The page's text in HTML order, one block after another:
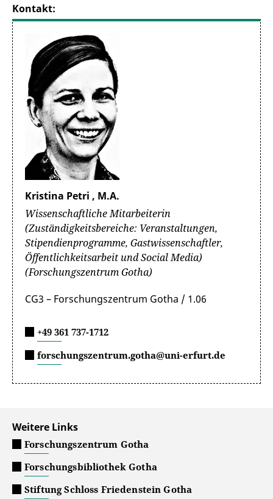
Kontakt:
Kristina Petri , M.A.
Wissenschaftliche Mitarbeiterin
(Zuständigkeitsbereiche: Veranstaltungen,
Stipendienprogramme, Gastwissenschaftler,
Öffentlichkeitsarbeit und Social Media)
(Forschungszentrum Gotha)
CG3 – Forschungszentrum Gotha / 1.06
+49 361 737-1712
forschungszentrum.gotha@uni-erfurt.de
Weitere Links
Forschungszentrum Gotha
Forschungsbibliothek Gotha
Stiftung Schloss Friedenstein Gotha